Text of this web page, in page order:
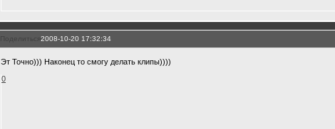
Поделиться2008-10-20 17:32:34
Эт Точно))) Наконец то смогу делать клипы))))
0